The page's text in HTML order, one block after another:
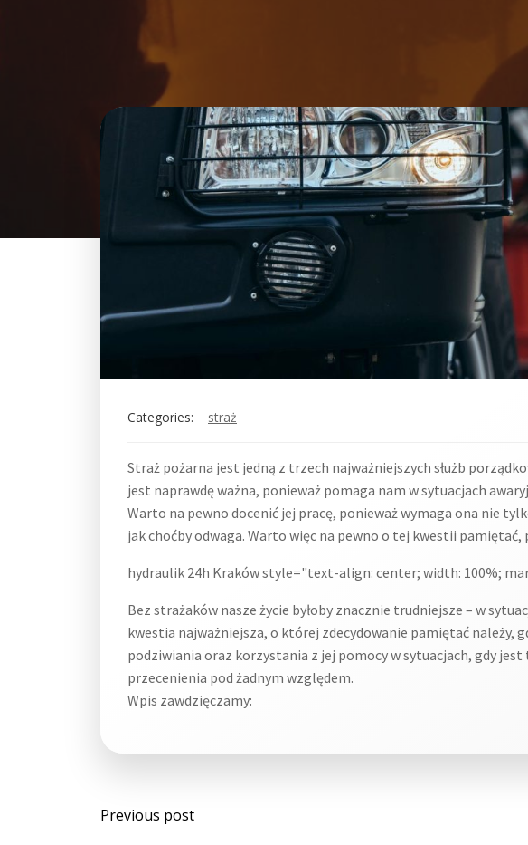
Categories: straż
Straż pożarna jest jedną z trzech najważniejszych służb
jest naprawdę ważna, ponieważ pomaga nam w sytuacjach
Warto na pewno docenić jej pracę, ponieważ wymaga ona nie
jak choćby odwaga. Warto więc na pewno o tej kwestii
hydraulik 24h Kraków style="text-align: center; width: 100%;
Bez strażaków nasze życie byłoby znacznie trudniejsze – w
kwestia najważniejsza, o której zdecydowanie pamiętać należy,
podziwiania oraz korzystania z jej pomocy w sytuacjach, gdy
przecenienia pod żadnym względem.
Wpis zawdzięczamy:
Post
Previous post